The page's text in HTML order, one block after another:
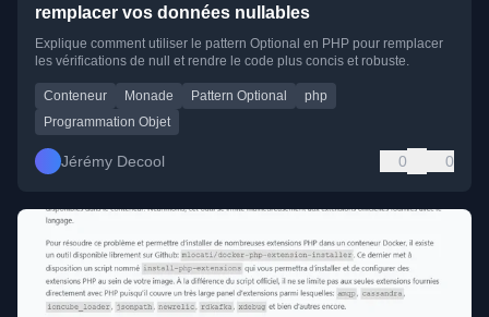
remplacer vos données nullables
Explique comment utiliser le pattern Optional en PHP pour remplacer
les vérifications de null et rendre le code plus concis et robuste.
Conteneur Monade Pattern Optional
php
Programmation Objet
Jérémy Decool 0 0